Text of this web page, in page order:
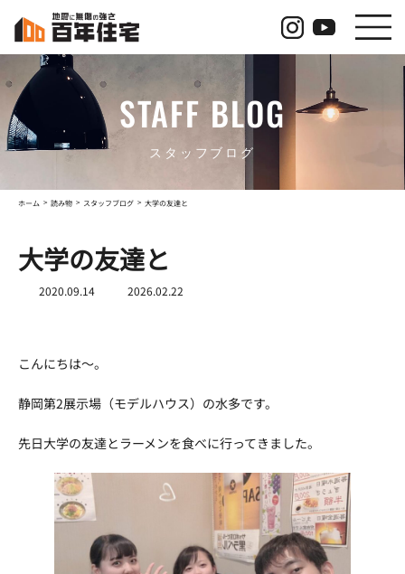
ツ
ス
キ
ッ
シ
ン
に
移
STAFF BLOG
スタッフブログ
ホーム 読み物 スタッフブログ 大学の友達と
大学の友達と
2020.09.14
最
2026.02.22
こんにちは～。
静岡第2展示場（モデルハウス）の水多です。
先日大学の友達とラーメンを食べに行ってきました。